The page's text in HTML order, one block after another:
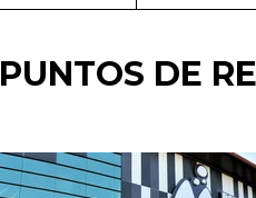
PUNTOS DE